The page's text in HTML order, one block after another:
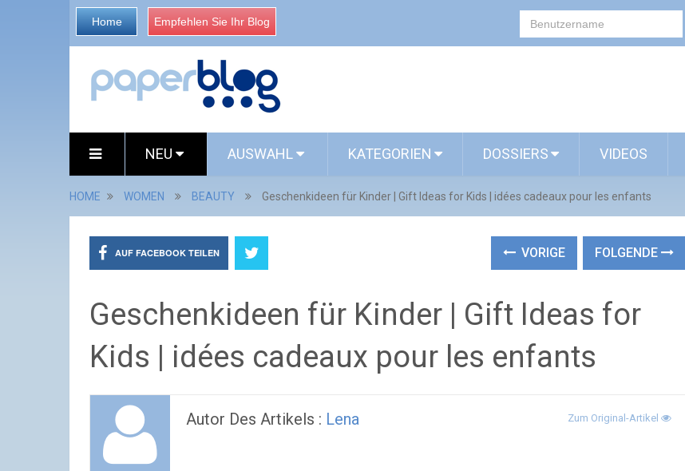
Home Empfehlen Sie Ihr Blog
NEU AUSWAHL KATEGORIEN DOSSIERS VIDEOS
HOME WOMEN BEAUTY Geschenkideen für Kinder | Gift Ideas for Kids | idées cadeaux pour les enfants
AUF FACEBOOK TEILEN VORIGE FOLGENDE
Geschenkideen für Kinder | Gift Ideas for
Kids | idées cadeaux pour les enfants
Autor Des Artikels : Lena Zum Original-Artikel